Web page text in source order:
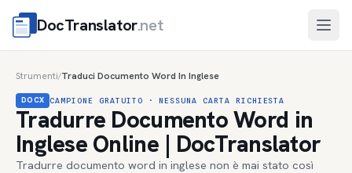
DocTranslator.net Apri
Strumenti/Traduci Documento Word In Inglese
DOCX CAMPIONE GRATUITO · NESSUNA CARTA RICHIESTA
Tradurre Documento Word in
Inglese Online | DocTranslator
Tradurre documento word in inglese non è mai stato così